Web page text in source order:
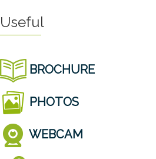
Useful
BROCHURE
PHOTOS
WEBCAM